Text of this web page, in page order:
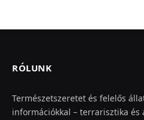
RÓLUNK
Természetszeretet és felelős
információkkal – terrarisztika és